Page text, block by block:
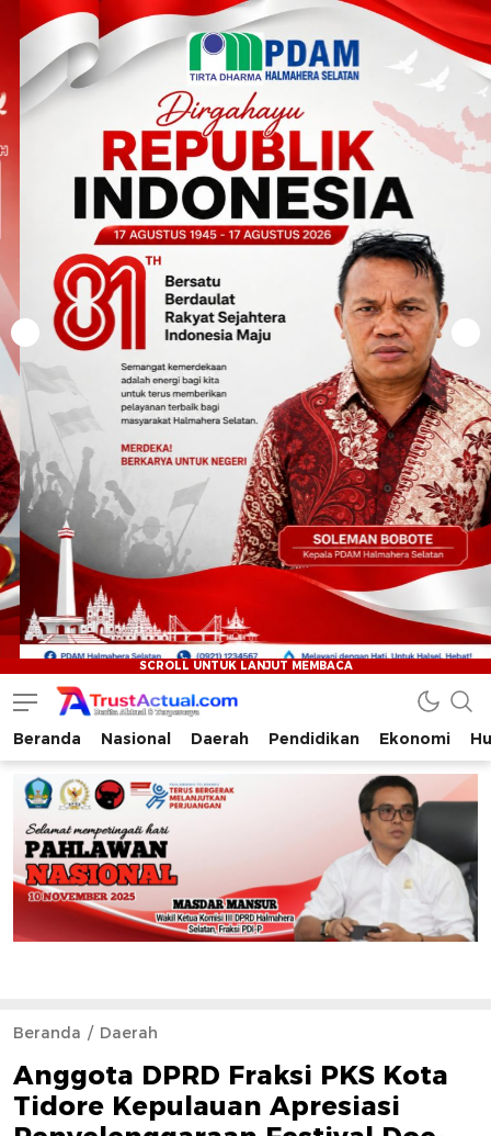
Trustactual.com
Aktual dan Terpercaya
Beranda Nasional Daerah Pendidikan Ekonomi
Beranda Daerah
Anggota DPRD Fraksi PKS Kota
Tidore Kepulauan Apresiasi